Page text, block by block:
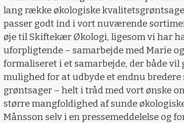
lang række økologiske
passer godt ind i vort nuværende
øje til Skiftekær Økologi, ligesom vi har
uforpligtende – samarbejde med Marie
formaliseret i et samarbejde, der både
mulighed for at udbyde et endnu
grøntsager – helt i tråd med vort ønske
større mangfoldighed af sunde
Månsson selv i en pressemeddelelse og